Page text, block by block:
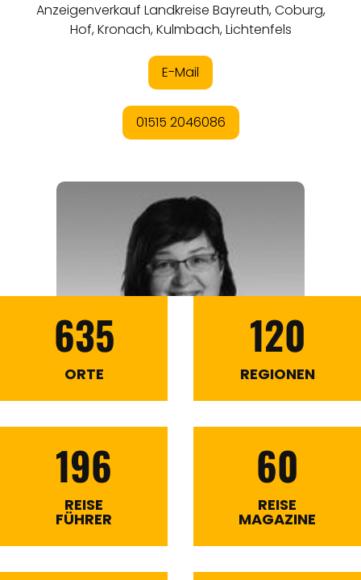
635
ORTE
120
REGIONEN
196
REISE
FÜHRER
60
REISE
MAGAZINE